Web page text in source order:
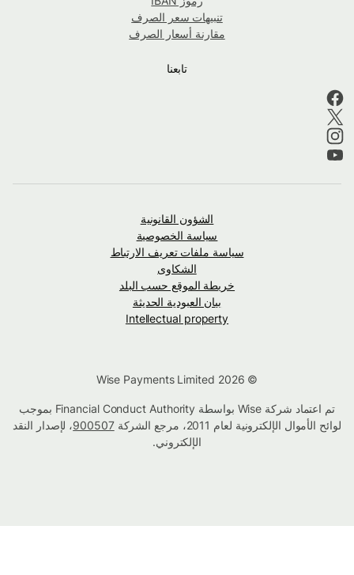
تنبيهات سعر الصرف
مقارنة أسعار الصرف
تابعنا
الشؤون القانونية
سياسة الخصوصية
سياسة ملفات تعريف الارتباط
الشكاوى
خريطة الموقع حسب البلد
بيان العبودية الحديثة
Intellectual property
تم اعتماد شركة Wise بواسطة Financial Conduct Authority بموجب
لوائح الأموال الإلكترونية لعام 2011، مرجع الشركة
900507، لإصدار النقد
الإلكتروني.